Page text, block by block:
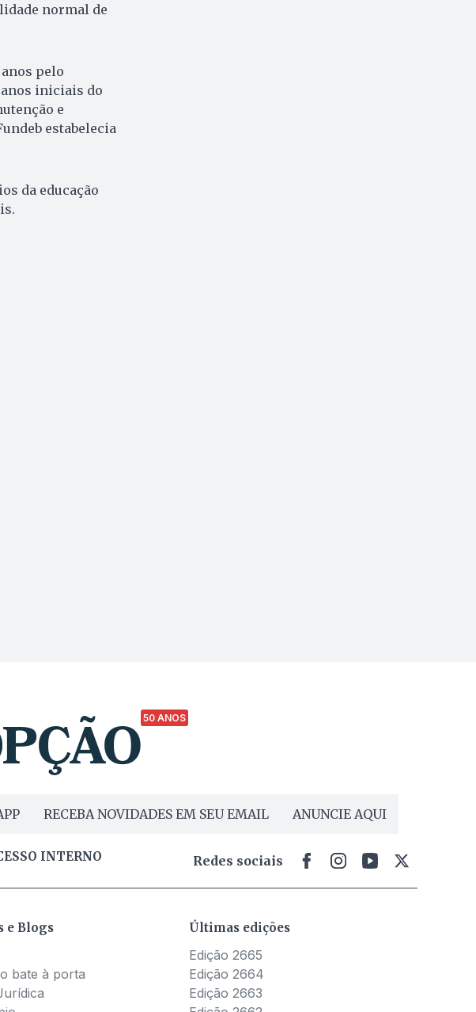
normal de
pelo
iniciais do
e
estabelecia
da educação
50 ANOS
RECEBA NOVIDADES EM SEU EMAIL ANUNCIE AQUI
INTERNO Redes sociais
e Blogs
bate à porta
Últimas edições
Edição 2665
Edição 2664
Edição 2663